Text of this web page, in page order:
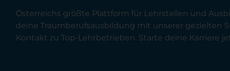
Österreichs größte Plattform für Lehrstellen und
deine Traumberufsausbildung mit unserer gezielten
Kontakt zu Top-Lehrbetrieben. Starte deine Karriere